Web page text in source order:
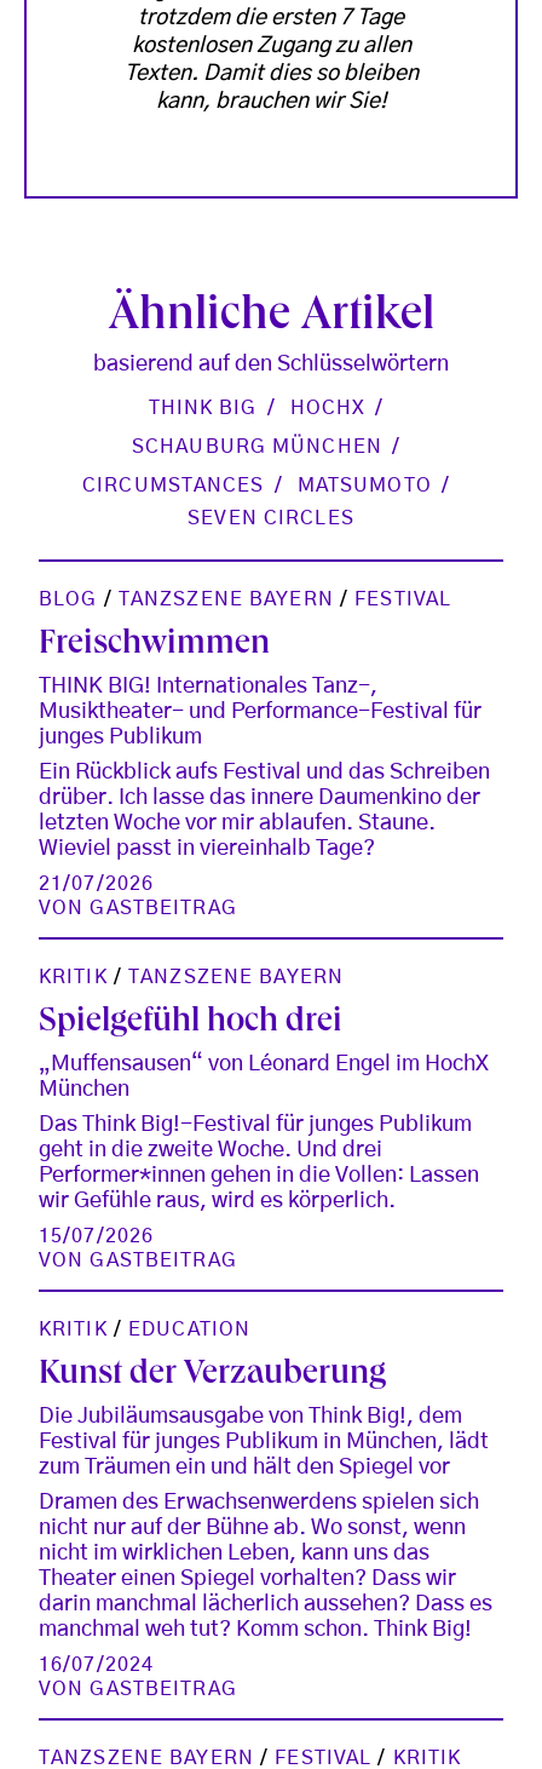
trotzdem die ersten 7 Tage
kostenlosen Zugang zu allen
Texten. Damit dies so bleiben
kann, brauchen wir Sie!
Ähnliche Artikel
basierend auf den Schlüsselwörtern
THINK BIG
HOCHX
SCHAUBURG MÜNCHEN
CIRCUMSTANCES
MATSUMOTO
SEVEN CIRCLES
BLOG / TANZSZENE BAYERN / FESTIVAL
Freischwimmen
THINK BIG! Internationales Tanz-,
Musiktheater- und Performance-Festival für
junges Publikum
Ein Rückblick aufs Festival und das Schreiben
drüber. Ich lasse das innere Daumenkino der
letzten Woche vor mir ablaufen. Staune.
Wieviel passt in viereinhalb Tage?
21/07/2026
VONGASTBEITRAG
KRITIK / TANZSZENE BAYERN
Spielgefühl hoch drei
„Muffensausen“ von Léonard Engel im HochX
München
Das Think Big!-Festival für junges Publikum
geht in die zweite Woche. Und drei
Performer*innen gehen in die Vollen: Lassen
wir Gefühle raus, wird es körperlich.
15/07/2026
VONGASTBEITRAG
KRITIK / EDUCATION
Kunst der Verzauberung
Die Jubiläumsausgabe von Think Big!, dem
Festival für junges Publikum in München, lädt
zum Träumen ein und hält den Spiegel vor
Dramen des Erwachsenwerdens spielen sich
nicht nur auf der Bühne ab. Wo sonst, wenn
nicht im wirklichen Leben, kann uns das
Theater einen Spiegel vorhalten? Dass wir
darin manchmal lächerlich aussehen? Dass es
manchmal weh tut? Komm schon. Think Big!
16/07/2024
VONGASTBEITRAG
TANZSZENE BAYERN / FESTIVAL / KRITIK